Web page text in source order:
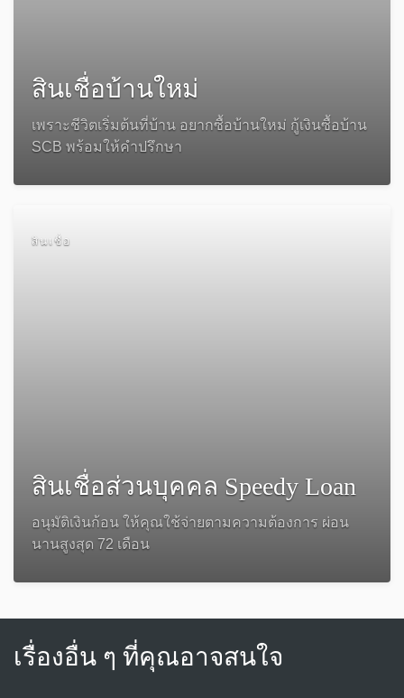
สินเชื่อบ้านใหม่
เพราะชีวิตเริ่มต้นที่บ้าน อยากซื้อบ้านใหม่ กู้เงินซื้อบ้าน
SCB พร้อมให้คำปรึกษา
สินเชื่อ
สินเชื่อส่วนบุคคล Speedy Loan
อนุมัติเงินก้อน ให้คุณใช้จ่ายตามความต้องการ ผ่อน
นานสูงสุด 72 เดือน
เรื่องอื่น ๆ ที่คุณอาจสนใจ